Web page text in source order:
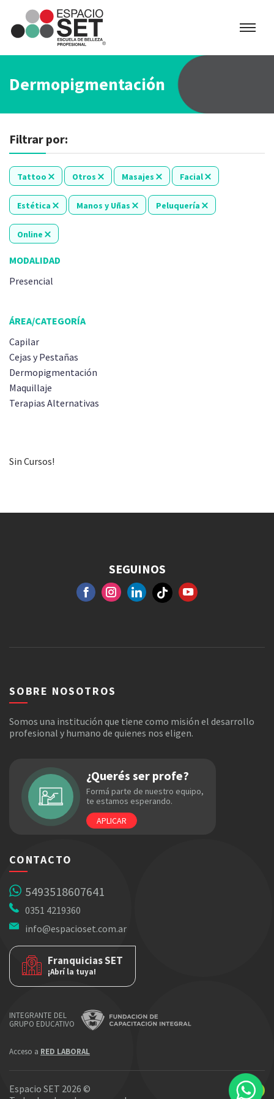
Espacio
SET
Dermopigmentación
Filtrar por:
Tattoo Otros Masajes Facial
Estética Manos y Uñas Peluquería
Online
MODALIDAD
Presencial
ÁREA/CATEGORÍA
Capilar
Cejas y Pestañas
Dermopigmentación
Maquillaje
Terapias Alternativas
Sin Cursos!
SEGUINOS
FACEBOOKGOOGLE+INSTAGRAM YOUTUBE
SOBRE NOSOTROS
Somos una institución que tiene como misión el desarrollo
profesional y humano de quienes nos eligen.
¿Querés ser profe?
Formá parte de nuestro equipo,
te estamos esperando.
APLICAR
CONTACTO
5493518607641
0351 4219360
info@espacioset.com.ar
Franquicias SET
¡Abrí la tuya!
INTEGRANTE DEL
GRUPO EDUCATIVO
Acceso a RED LABORAL
Espacio SET 2026 ©